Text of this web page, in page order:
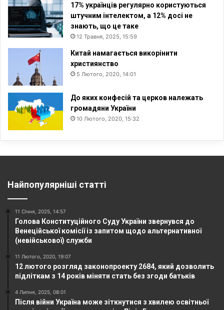
17% українців регулярно користуються
штучним інтелектом, а 12% досі не
знають, що це таке
12 Травня, 2025, 15:59
Китай намагається викорінити
християнство
5 Лютого, 2020, 14:01
До яких конфесій та церков належать
громадяни України
10 Лютого, 2020, 15:32
Найпопулярніші статті
11 Січня, 2025, 14:57
Голова Конституційного Суду України звернувся до
Венеційської комісії із запитом щодо альтернативної
(невійськової) служби
11 Лютого, 2020, 19:07
12 лютого розгляд законопроекту 2684, який дозволить
підліткам з 14 років міняти стать без згоди батьків
4 Липня, 2025, 08:01
Після війни Україна може зіткнутися з хвилею освітньої